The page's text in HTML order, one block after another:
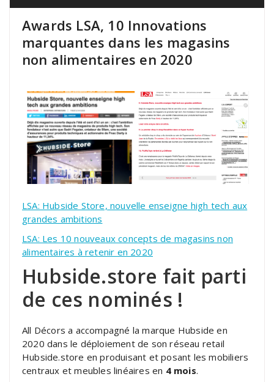
Awards LSA, 10 Innovations
marquantes dans les magasins
non alimentaires en 2020
LSA: Hubside Store, nouvelle enseigne high tech aux
grandes ambitions
LSA: Les 10 nouveaux concepts de magasins non
alimentaires à retenir en 2020
Hubside.store fait parti
de ces nominés !
All Décors a accompagné la marque Hubside en
2020 dans le déploiement de son réseau retail
Hubside.store en produisant et posant les mobiliers
centraux et meubles linéaires en 4 mois.